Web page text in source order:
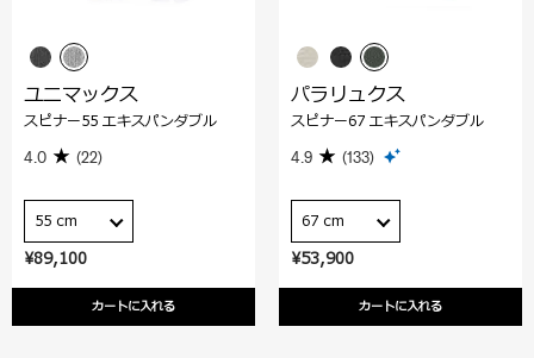
¥89,100
カートに入れる
ユニマックス
スピナー55 エキスパンダブル
4.0 (22)
55 cm
¥53,900
カートに入れる
パラリュクス
スピナー67 エキスパンダブル
4.9 (133)
67 cm